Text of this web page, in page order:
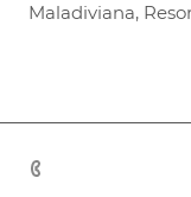
Maladiviana,